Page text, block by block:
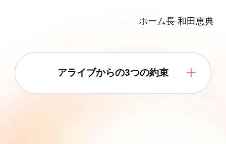
ホーム長 和田恵典
アライブからの3つの約束